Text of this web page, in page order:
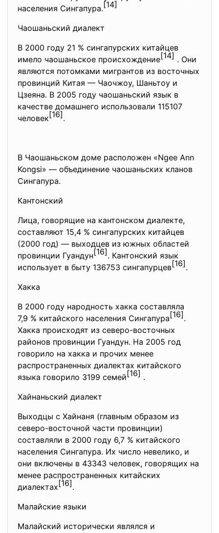
населения Сингапура. [14]
Чаошаньский диалект
В 2000 году 21 % сингапурских китайцев
имело чаошаньское происхождение[14] . Они
являются потомками мигрантов из восточных
провинций Китая — Чаочжоу, Шаньтоу и
Цзеяна. В 2005 году чаошаньский язык в
качестве домашнего использовали 115107
человек[16].
В Чаошаньском доме расположен «Ngee Ann
Kongsi» — объединение чаошаньских кланов
Сингапура.
Кантонский
Лица, говорящие на кантонском диалекте,
составляют 15,4 % сингапурских китайцев
(2000 год) — выходцев из южных областей
провинции Гуандун[16]. Кантонский язык
использует в быту 136753 сингапурцев[16].
Хакка
В 2000 году народность хакка составляла
7,9 % китайского населения Сингапура[16].
Хакка происходят из северо-восточных
районов провинции Гуандун. На 2005 год
говорило на хакка и прочих менее
распространенных диалектах китайского
языка говорило 3199 семей[16] .
Хайнаньский диалект
Выходцы с Хайнаня (главным образом из
северо-восточной части провинции)
составляли в 2000 году 6,7 % китайского
населения Сингапура. Их число невелико, и
они включены в 43343 человек, говорящих на
менее распространенных китайских
диалектах[16].
Малайские языки
Малайский исторически являлся и